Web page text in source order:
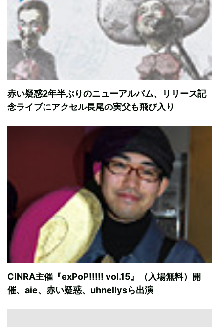
赤い疑惑2年半ぶりのニューアルバム、リリース記
念ライブにアクセル長尾の実父も飛び入り
CINRA主催『exPoP!!!!! vol.15』（入場無料）開
催、aie、赤い疑惑、uhnellysら出演